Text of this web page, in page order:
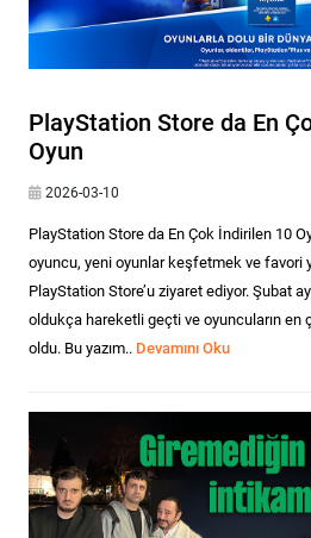
PlayStation Store da En
Oyun
2026-03-10
PlayStation Store da En Çok İndirilen 10
oyuncu, yeni oyunlar keşfetmek ve favori
PlayStation Store’u ziyaret ediyor. Şubat
oldukça hareketli geçti ve oyuncuların en
oldu. Bu yazım.. Devamını Oku